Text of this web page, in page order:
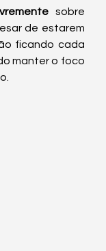
sobre
de estarem
ficando cada
manter o foco